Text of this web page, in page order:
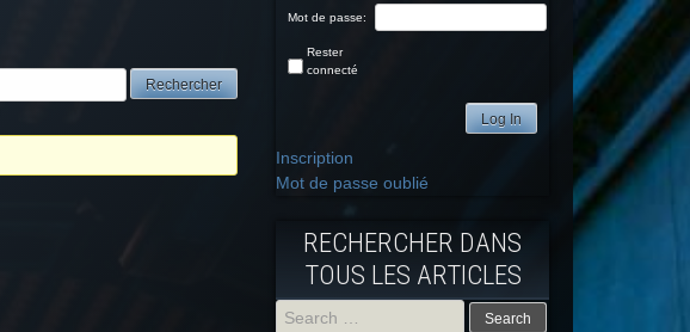
Mot de passe:
Rester
connecté
Log In
Inscription
Mot de passe oublié
RECHERCHER DANS
TOUS LES ARTICLES